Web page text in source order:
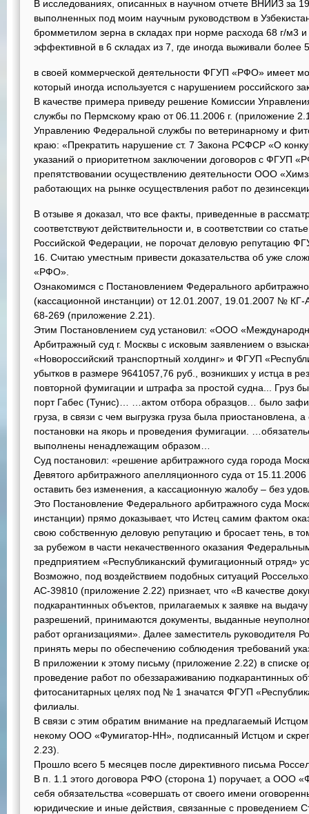
В исследованиях, описанных в научном отчете ВНИИЗ за
выполненных под моим научным руководством в
бромметилом зерна в складах при норме расхода 68 г/м3 и
эффективной в 6 складах из 7, где иногда выживали более
в своей коммерческой деятельности ФГУП «РФО» имеет
который иногда используется с нарушением российского
В качестве примера приведу решение Комиссии
службы по Пермскому краю от 06.11.2006 г. (приложение
Управлению Федеральной службы по ветеринарному и
краю: «Прекратить нарушение ст. 7 Закона РСФСР «О
указаний о приоритетном заключении договоров с ФГУП
препятствовании осуществлению деятельности ООО
работающих на рынке осуществления работ по
В отзыве я доказал, что все факты, приведенные в
соответствуют действительности и, в соответствии со
Российской Федерации, не порочат деловую репутацию
16. Считаю уместным привести доказательства об уже
«РФО».
Ознакомимся с Постановлением Федерального
(кассационной инстанции) от 12.01.2007, 19.01.2007 №
68-269 (приложение 2.21).
Этим Постановлением суд установил: «ООО
Арбитражный суд г. Москвы с исковым заявлением о
«Новороссийский транспортный холдинг» и ФГУП
убытков в размере 9641057,76 руб., возникших у истца в
повторной фумигации и штрафа за простой судна... Груз
порт Габес (Тунис)… …актом отбора образцов… было
груза, в связи с чем выгрузка груза была приостановлена,
постановки на якорь и проведения фумигации.
выполнены ненадлежащим образом…
Суд постановил: «решение арбитражного суда города
Девятого арбитражного апелляционного суда от
оставить без изменения, а кассационную жалобу – без
Это Постановление Федерального арбитражного суда
инстанции) прямо доказывает, что Истец самим фактом
свою собственную деловую репутацию и бросает тень, в
за рубежом в части некачественного оказания
предприятием «Республиканский фумигационный отряд»
Возможно, под воздействием подобных ситуаций
АС-39810 (приложение 2.22) признает, что «В качестве
подкарантинных объектов, прилагаемых к заявке на
разрешений, принимаются документы, выданные
работ организациями». Далее заместитель руководителя
принять меры по обеспечению соблюдения требований
В приложении к этому письму (приложение 2.22) в списке
проведение работ по обеззараживанию подкарантинных
фитосанитарных целях под № 1 значатся ФГУП
филиалы.
В связи с этим обратим внимание на предлагаемый
некому ООО «Фумигатор-НН», подписанный Истцом и
2.23).
Прошло всего 5 месяцев после директивного письма
В п. 1.1 этого договора РФО (сторона 1) поручает, а ООО
себя обязательства «совершать от своего имени
юридические и иные действия, связанные с проведением